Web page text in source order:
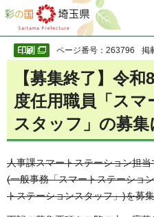
彩の国 埼玉県
ページ番号：263796 掲
【募集終了】 令和
度任用職員「ス
スタッフ」の募集
人事課スマートステーション担
(一般事務「スマートステーショ
トステーションスタッフ」)を募